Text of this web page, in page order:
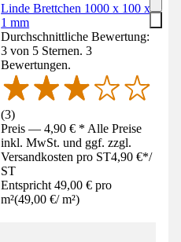
Linde Brettchen 1000 x 100 x
1 mm
Durchschnittliche Bewertung:
3 von 5 Sternen. 3
Bewertungen.
(3)
Preis — 4,90 € * Alle Preise
inkl. MwSt. und ggf. zzgl.
Versandkosten pro ST4,90 €*/
ST
Entspricht 49,00 € pro
m²(49,00 €/ m²)